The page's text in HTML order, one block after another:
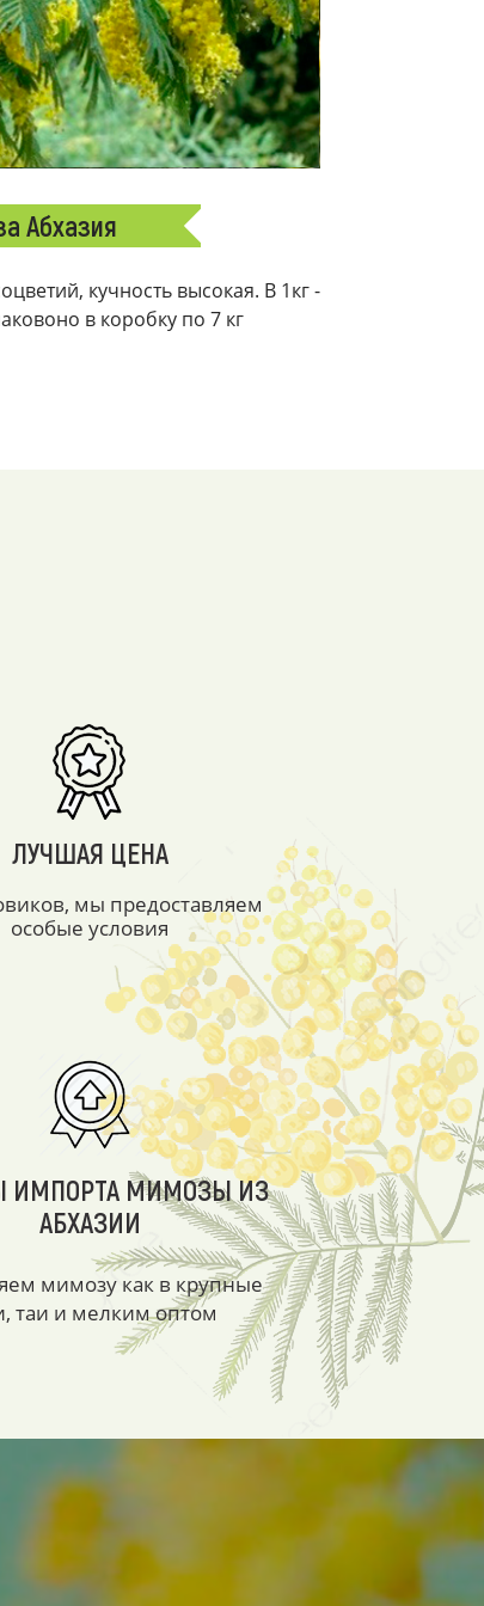
Абхазия
кучность высокая. В 1кг -
в коробку по 7 кг
ЛУЧШАЯ ЦЕНА
мы предоставляем
особые условия
ИМПОРТА МИМОЗЫ ИЗ
АБХАЗИИ
мимозу как в крупные
таи и мелким оптом